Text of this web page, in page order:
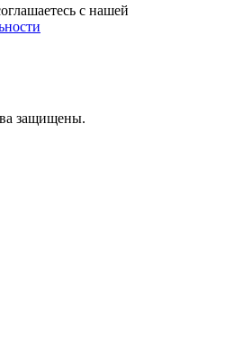
с нашей
защищены.